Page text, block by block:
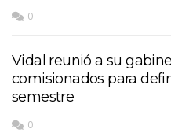
0
Vidal reunió a su
comisionados para
semestre
0